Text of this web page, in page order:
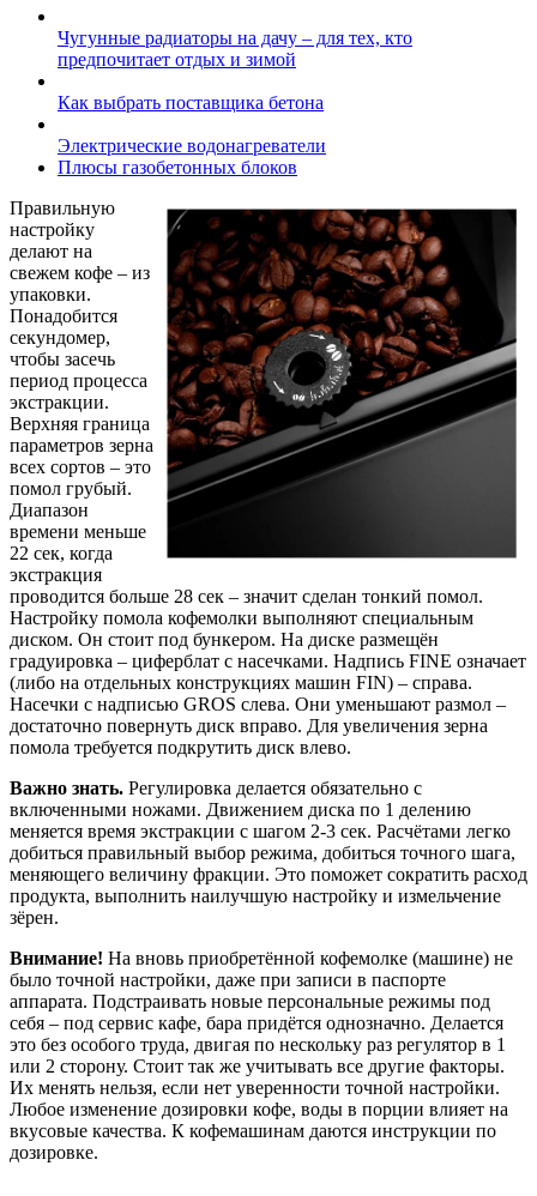
Чугунные радиаторы на дачу – для тех, кто
предпочитает отдых и зимой
Как выбрать поставщика бетона
Электрические водонагреватели
Плюсы газобетонных блоков
Правильную
настройку
делают на
свежем кофе – из
упаковки.
Понадобится
секундомер,
чтобы засечь
период процесса
экстракции.
Верхняя граница
параметров зерна
всех сортов – это
помол грубый.
Диапазон
времени меньше
22 сек, когда
экстракция
проводится больше 28 сек – значит сделан тонкий помол.
Настройку помола кофемолки выполняют специальным
диском. Он стоит под бункером. На диске размещён
градуировка – циферблат с насечками. Надпись FINE означает
(либо на отдельных конструкциях машин FIN) – справа.
Насечки с надписью GROS слева. Они уменьшают размол –
достаточно повернуть диск вправо. Для увеличения зерна
помола требуется подкрутить диск влево.
Важно знать. Регулировка делается обязательно с
включенными ножами. Движением диска по 1 делению
меняется время экстракции с шагом 2-3 сек. Расчётами легко
добиться правильный выбор режима, добиться точного шага,
меняющего величину фракции. Это поможет сократить расход
продукта, выполнить наилучшую настройку и измельчение
зёрен.
Внимание! На вновь приобретённой кофемолке (машине) не
было точной настройки, даже при записи в паспорте
аппарата. Подстраивать новые персональные режимы под
себя – под сервис кафе, бара придётся однозначно. Делается
это без особого труда, двигая по нескольку раз регулятор в 1
или 2 сторону. Стоит так же учитывать все другие факторы.
Их менять нельзя, если нет уверенности точной настройки.
Любое изменение дозировки кофе, воды в порции влияет на
вкусовые качества. К кофемашинам даются инструкции по
дозировке.